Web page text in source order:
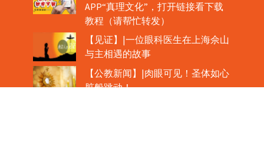
APP“真理文化”，打开链接看下载
教程（请帮忙转发）
【见证】|一位眼科医生在上海佘山
与主相遇的故事
【公教新闻】|肉眼可见！圣体如心
脏般跳动！